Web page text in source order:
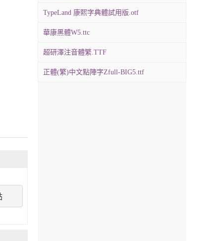
TypeLand 康熙字典體試用版.otf
華康黑體W5.ttc
超研澤注音體繁.TTF
正體(繁)中文點陣字Zfull-BIG5.ttf